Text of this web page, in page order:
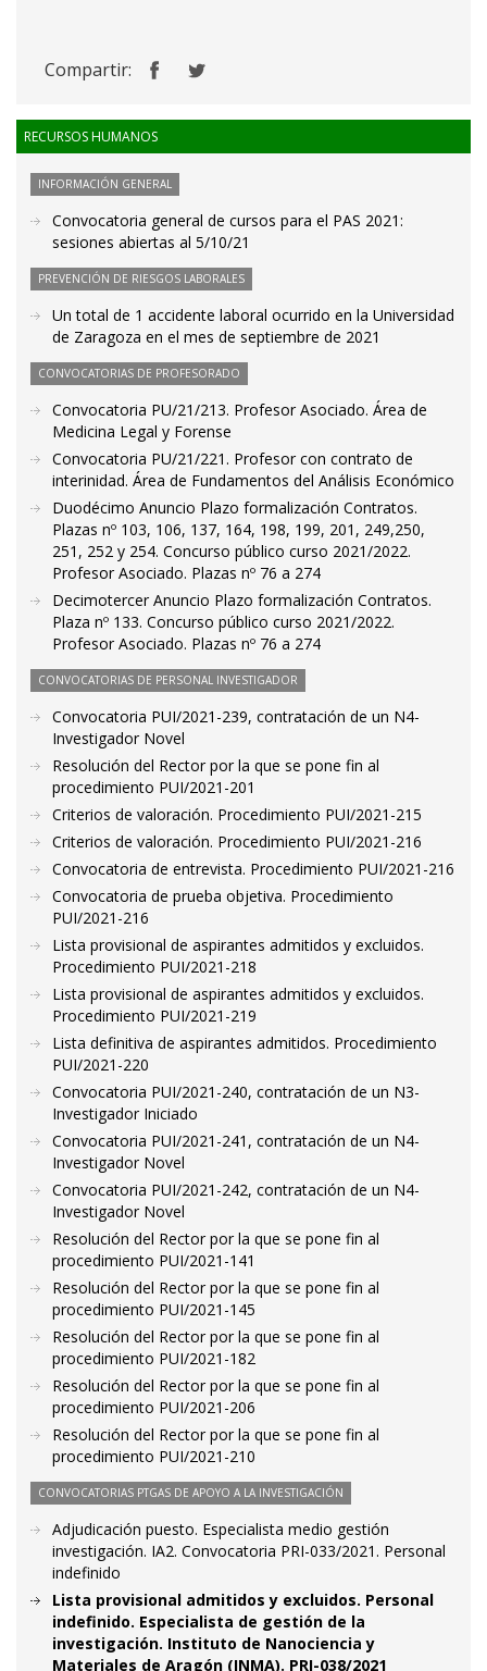
Compartir:
RECURSOS HUMANOS
INFORMACIÓN GENERAL
Convocatoria general de cursos para el PAS 2021:
sesiones abiertas al 5/10/21
PREVENCIÓN DE RIESGOS LABORALES
Un total de 1 accidente laboral ocurrido en la Universidad
de Zaragoza en el mes de septiembre de 2021
CONVOCATORIAS DE PROFESORADO
Convocatoria PU/21/213. Profesor Asociado. Área de
Medicina Legal y Forense
Convocatoria PU/21/221. Profesor con contrato de
interinidad. Área de Fundamentos del Análisis Económico
Duodécimo Anuncio Plazo formalización Contratos.
Plazas nº 103, 106, 137, 164, 198, 199, 201, 249,250,
251, 252 y 254. Concurso público curso 2021/2022.
Profesor Asociado. Plazas nº 76 a 274
Decimotercer Anuncio Plazo formalización Contratos.
Plaza nº 133. Concurso público curso 2021/2022.
Profesor Asociado. Plazas nº 76 a 274
CONVOCATORIAS DE PERSONAL INVESTIGADOR
Convocatoria PUI/2021-239, contratación de un N4-
Investigador Novel
Resolución del Rector por la que se pone fin al
procedimiento PUI/2021-201
Criterios de valoración. Procedimiento PUI/2021-215
Criterios de valoración. Procedimiento PUI/2021-216
Convocatoria de entrevista. Procedimiento PUI/2021-216
Convocatoria de prueba objetiva. Procedimiento
PUI/2021-216
Lista provisional de aspirantes admitidos y excluidos.
Procedimiento PUI/2021-218
Lista provisional de aspirantes admitidos y excluidos.
Procedimiento PUI/2021-219
Lista definitiva de aspirantes admitidos. Procedimiento
PUI/2021-220
Convocatoria PUI/2021-240, contratación de un N3-
Investigador Iniciado
Convocatoria PUI/2021-241, contratación de un N4-
Investigador Novel
Convocatoria PUI/2021-242, contratación de un N4-
Investigador Novel
Resolución del Rector por la que se pone fin al
procedimiento PUI/2021-141
Resolución del Rector por la que se pone fin al
procedimiento PUI/2021-145
Resolución del Rector por la que se pone fin al
procedimiento PUI/2021-182
Resolución del Rector por la que se pone fin al
procedimiento PUI/2021-206
Resolución del Rector por la que se pone fin al
procedimiento PUI/2021-210
CONVOCATORIAS PTGAS DE APOYO A LA INVESTIGACIÓN
Adjudicación puesto. Especialista medio gestión
investigación. IA2. Convocatoria PRI-033/2021. Personal
indefinido
Lista provisional admitidos y excluidos. Personal
indefinido. Especialista de gestión de la
investigación. Instituto de Nanociencia y
Materiales de Aragón (INMA). PRI-038/2021